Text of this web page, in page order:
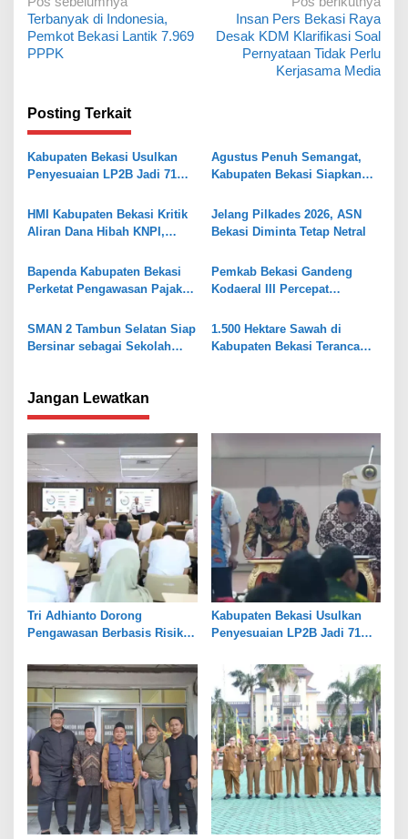
a
v
g
a
s
i
p
o
s
Terbanyak di Indonesia,
Pemkot Bekasi Lantik 7.969
PPPK
Insan Pers Bekasi Raya
Desak KDM Klarifikasi Soal
Pernyataan Tidak Perlu
Kerjasama Media
Posting Terkait
Kabupaten Bekasi Usulkan
Penyesuaian LP2B Jadi 71
Industri dan Pertanian
Agustus Penuh Semangat,
Kabupaten Bekasi Siapkan
Hari Besar
HMI Kabupaten Bekasi Kritik
Aliran Dana Hibah KNPI,
Jelang Pilkades 2026, ASN
Bekasi Diminta Tetap Netral
Bapenda Kabupaten Bekasi
Perketat Pengawasan Pajak
Pemkab Bekasi Gandeng
Kodaeral III Percepat
Pesisir
SMAN 2 Tambun Selatan Siap
Bersinar sebagai Sekolah
1.500 Hektare Sawah di
Kabupaten Bekasi Terancam
Jangan Lewatkan
Tri Adhianto Dorong
Pengawasan Berbasis Risiko,
Kelola
Kabupaten Bekasi Usulkan
Penyesuaian LP2B Jadi 71
Industri dan Pertanian